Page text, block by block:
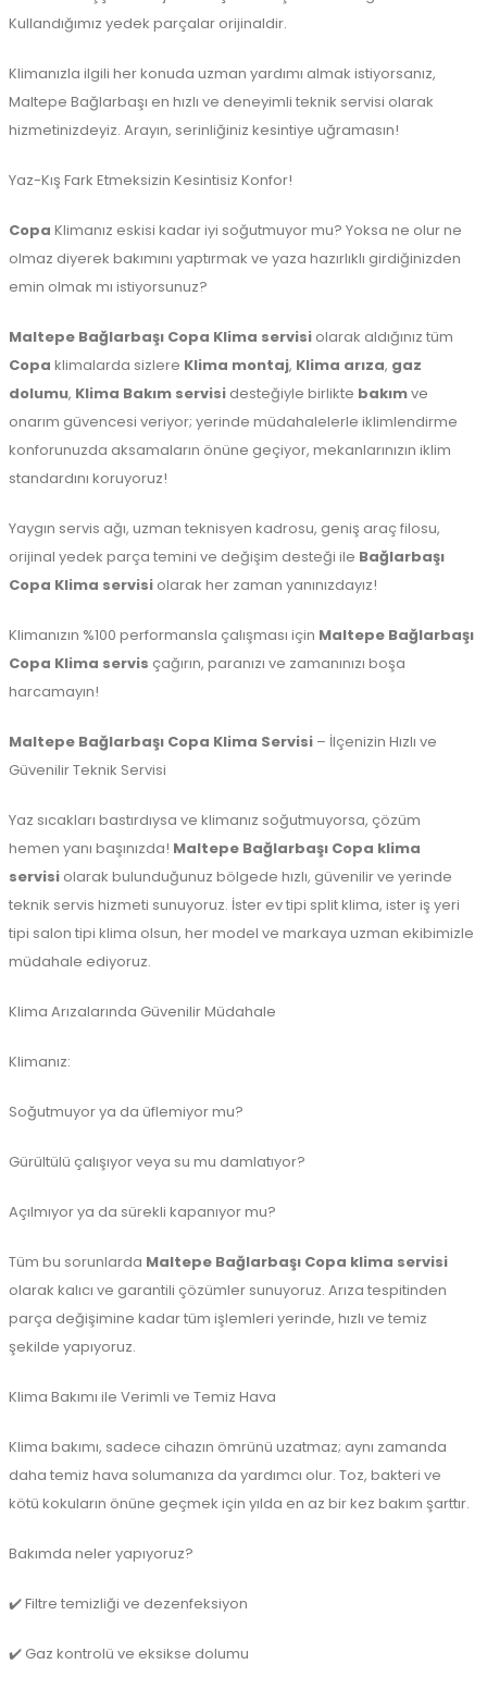
Kullandığımız yedek parçalar orijinaldir.
Klimanızla ilgili her konuda uzman yardımı almak istiyorsanız,
Maltepe Bağlarbaşı en hızlı ve deneyimli teknik servisi olarak
hizmetinizdeyiz. Arayın, serinliğiniz kesintiye uğramasın!
Yaz-Kış Fark Etmeksizin Kesintisiz Konfor!
Copa Klimanız eskisi kadar iyi soğutmuyor mu? Yoksa ne olur ne
olmaz diyerek bakımını yaptırmak ve yaza hazırlıklı girdiğinizden
emin olmak mı istiyorsunuz?
Maltepe Bağlarbaşı Copa Klima servisi olarak aldığınız tüm
Copa klimalarda sizlere Klima montaj, Klima arıza, gaz
dolumu, Klima Bakım servisi desteğiyle birlikte bakımve
onarım güvencesi veriyor; yerinde müdahalelerle iklimlendirme
konforunuzda aksamaların önüne geçiyor, mekanlarınızın iklim
standardını koruyoruz!
Yaygın servis ağı, uzman teknisyen kadrosu, geniş araç filosu,
orijinal yedek parça temini ve değişim desteği ile Bağlarbaşı
Copa Klima servisi olarak her zaman yanınızdayız!
Klimanızın %100 performansla çalışması için Maltepe Bağlarbaşı
Copa Klima servis çağırın, paranızı ve zamanınızı boşa
harcamayın!
Maltepe Bağlarbaşı Copa Klima Servisi – İlçenizin Hızlı ve
Güvenilir Teknik Servisi
Yaz sıcakları bastırdıysa ve klimanız soğutmuyorsa, çözüm
hemen yanı başınızda! Maltepe Bağlarbaşı Copa klima
servisi olarak bulunduğunuz bölgede hızlı, güvenilir ve yerinde
teknik servis hizmeti sunuyoruz. İster ev tipi split klima, ister iş yeri
tipi salon tipi klima olsun, her model ve markaya uzman ekibimizle
müdahale ediyoruz.
Klima Arızalarında Güvenilir Müdahale
Klimanız:
Soğutmuyor ya da üflemiyor mu?
Gürültülü çalışıyor veya su mu damlatıyor?
Açılmıyor ya da sürekli kapanıyor mu?
Tüm bu sorunlarda Maltepe Bağlarbaşı Copa klima servisi
olarak kalıcı ve garantili çözümler sunuyoruz. Arıza tespitinden
parça değişimine kadar tüm işlemleri yerinde, hızlı ve temiz
şekilde yapıyoruz.
Klima Bakımı ile Verimli ve Temiz Hava
Klima bakımı, sadece cihazın ömrünü uzatmaz; aynı zamanda
daha temiz hava solumanıza da yardımcı olur. Toz, bakteri ve
kötü kokuların önüne geçmek için yılda en az bir kez bakım şarttır.
Bakımda neler yapıyoruz?
✔️ Filtre temizliği ve dezenfeksiyon
✔️ Gaz kontrolü ve eksikse dolumu